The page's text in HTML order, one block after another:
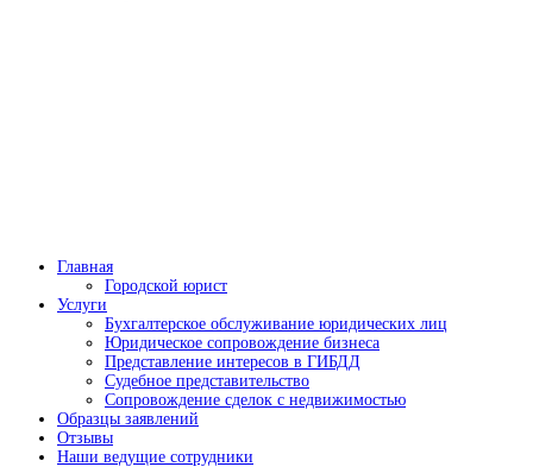
Главная
Городской юрист
Услуги
Бухгалтерское обслуживание юридических лиц
Юридическое сопровождение бизнеса
Представление интересов в ГИБДД
Судебное представительство
Сопровождение сделок с недвижимостью
Образцы заявлений
Отзывы
Наши ведущие сотрудники